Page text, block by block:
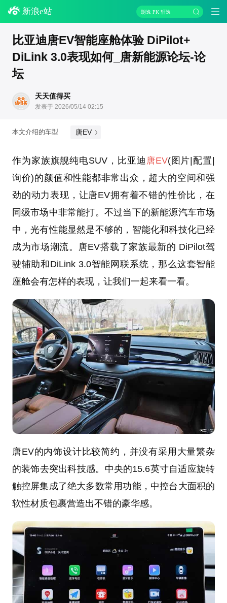
新浪e站 朗逸 PK 轩逸
比亚迪唐EV智能座舱体验 DiPilot+
DiLink 3.0表现如何_唐新能源论坛-论
坛
天天值得买
发表于 2026/05/14 02:15
本文介绍的车型 唐EV
作为家族旗舰纯电SUV，比亚迪 唐EV(图片|配置|
询价)的颜值和性能都非常出众，超大的空间和强
劲的动力表现，让唐EV拥有着不错的性价比，在
同级市场中非常能打。不过当下的新能源汽车市场
中，光有性能显然是不够的，智能化和科技化已经
成为市场潮流。唐EV搭载了家族最新的 DiPilot驾
驶辅助和DiLink 3.0智能网联系统，那么这套智能
座舱会有怎样的表现，让我们一起来看一看。
唐EV的内饰设计比较简约，并没有采用大量繁杂
的装饰去突出科技感。中央的15.6英寸自适应旋转
触控屏集成了绝大多数常用功能，中控台大面积的
软性材质包裹营造出不错的豪华感。